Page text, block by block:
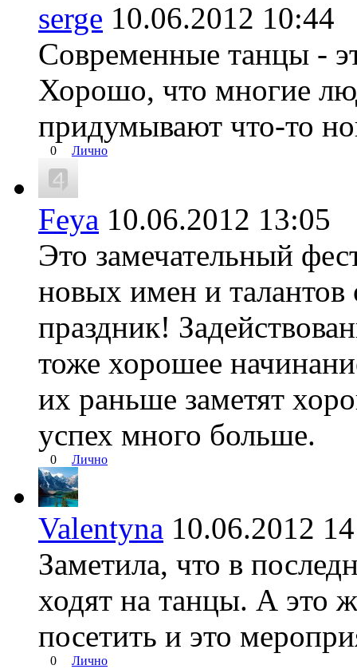
serge 10.06.2012
Современные танцы -
Хорошо, что многие
придумывают что-то
0 Лично
Feya 10.06.2012
Это замечательный
новых имен и
праздник!
тоже хорошее
их раньше заметят
успех много больше.
0 Лично
Valentyna 10.06.2012
Заметила, что в
ходят на танцы. А это
посетить и это
0 Лично